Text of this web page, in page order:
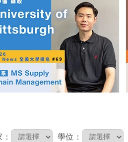
學位：